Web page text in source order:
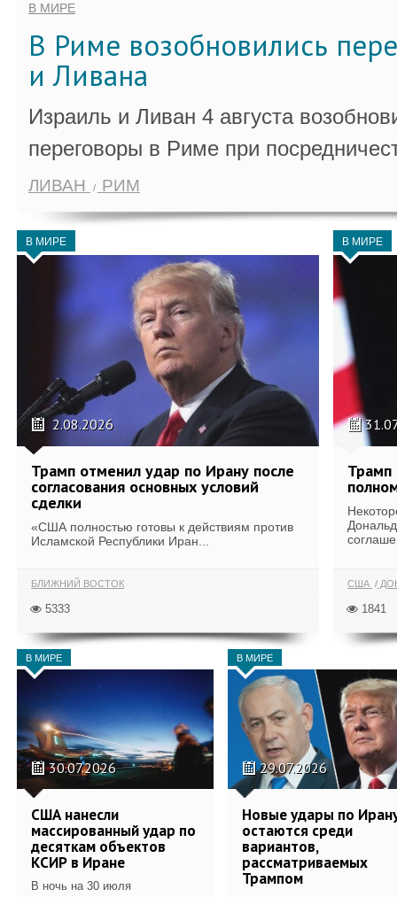
В МИРЕ
В Риме возобновились
и Ливана
Израиль и Ливан 4 августа
переговоры в Риме при
ЛИВАН РИМ
В МИРЕ
2.08.2026
Трамп отменил удар по Ирану после
согласования основных условий
сделки
«США полностью готовы к действиям против
Исламской Республики Иран...
БЛИЖНИЙ ВОСТОК
5333
В МИРЕ
Трамп
США
1841
В МИРЕ
30.07.2026
США нанесли
массированный удар по
десяткам объектов
КСИР в Иране
В ночь на 30 июля
В МИРЕ
29.07.2026
Новые удары по
остаются среди
вариантов,
рассматриваемых
Трампом